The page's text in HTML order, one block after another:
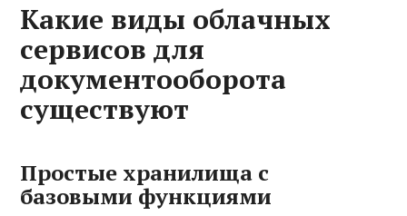
Какие виды облачных
сервисов для
документооборота
существуют
Простые хранилища с
базовыми функциями